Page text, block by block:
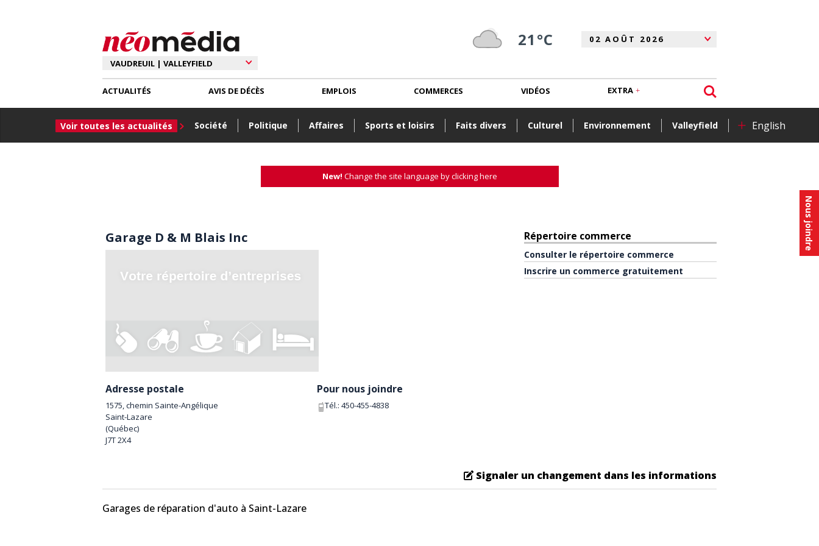
Nous joindre
21°C
ACTUALITÉS
Voir toutes les actualités Société Politique Affaires Sports et loisirs Faits divers Culturel Environnement Valleyfield + English
AVIS DE DÉCÈS EMPLOIS COMMERCES VIDÉOS EXTRA
New! Change the site language by clicking here
Garage D & M Blais Inc
Adresse postale
1575, chemin Sainte-Angélique
Saint-Lazare
(Québec)
J7T 2X4
Pour nous joindre
Tél.: 450-455-4838
Répertoire commerce
Consulter le répertoire commerce
Inscrire un commerce gratuitement
Signaler un changement dans les informations
Garages de réparation d'auto à Saint-Lazare